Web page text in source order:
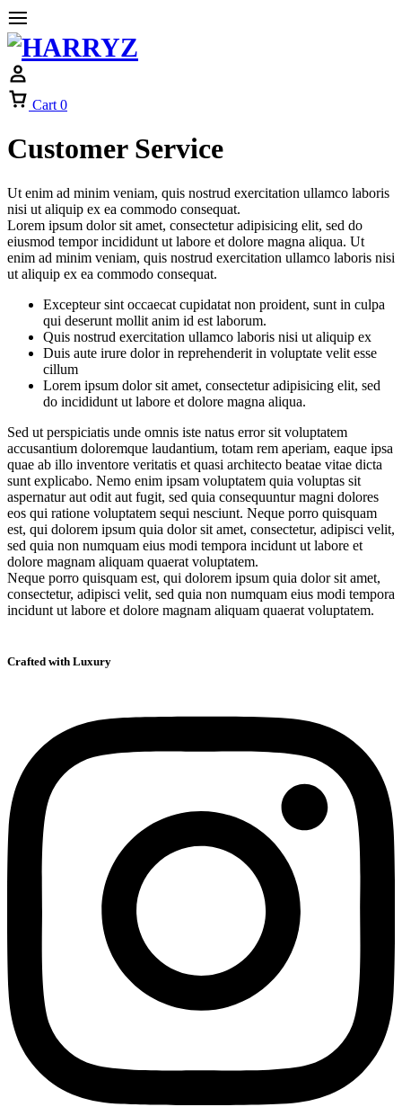
Cart 0
Customer Service
Ut enim ad minim veniam, quis nostrud exercitation ullamco laboris
nisi ut aliquip ex ea commodo consequat.
Lorem ipsum dolor sit amet, consectetur adipisicing elit, sed do
eiusmod tempor incididunt ut labore et dolore magna aliqua. Ut
enim ad minim veniam, quis nostrud exercitation ullamco laboris nisi
ut aliquip ex ea commodo consequat.
Excepteur sint occaecat cupidatat non proident, sunt in culpa
qui deserunt mollit anim id est laborum.
Quis nostrud exercitation ullamco laboris nisi ut aliquip ex
Duis aute irure dolor in reprehenderit in voluptate velit esse
cillum
Lorem ipsum dolor sit amet, consectetur adipisicing elit, sed
do incididunt ut labore et dolore magna aliqua.
Sed ut perspiciatis unde omnis iste natus error sit voluptatem
accusantium doloremque laudantium, totam rem aperiam, eaque ipsa
quae ab illo inventore veritatis et quasi architecto beatae vitae dicta
sunt explicabo. Nemo enim ipsam voluptatem quia voluptas sit
aspernatur aut odit aut fugit, sed quia consequuntur magni dolores
eos qui ratione voluptatem sequi nesciunt. Neque porro quisquam
est, qui dolorem ipsum quia dolor sit amet, consectetur, adipisci velit,
sed quia non numquam eius modi tempora incidunt ut labore et
dolore magnam aliquam quaerat voluptatem.
Neque porro quisquam est, qui dolorem ipsum quia dolor sit amet,
consectetur, adipisci velit, sed quia non numquam eius modi tempora
incidunt ut labore et dolore magnam aliquam quaerat voluptatem.
Crafted with Luxury